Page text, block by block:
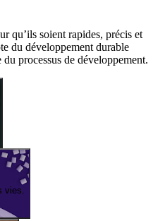
qu’ils soient rapides, précis et
du développement durable
processus de développement.
vies.